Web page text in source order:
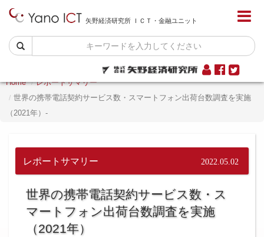
矢野経済研究所 ＩＣＴ・金融ユニット
Home
レポートサマリー
世界の携帯電話契約サービス数・スマートフォン出荷台数調査を実施
（2021年）-
レポートサマリー 2022.05.02
世界の携帯電話契約サービス数・ス
マートフォン出荷台数調査を実施
（2021年）